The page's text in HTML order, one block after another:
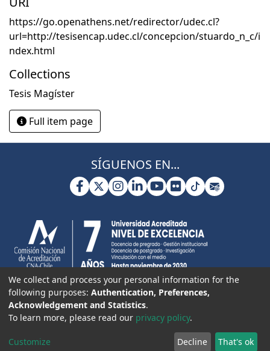
https://go.openathens.net/redirector/udec.cl?
url=http://tesisencap.udec.cl/concepcion/stuardo_n_c/i
ndex.html
Collections
Tesis Magíster
Full item page
SÍGUENOS EN...
We collect and process your personal information for the
following purposes: Authentication, Preferences,
Acknowledgement and Statistics.
To learn more, please read our privacy policy.
Customize Decline That's ok